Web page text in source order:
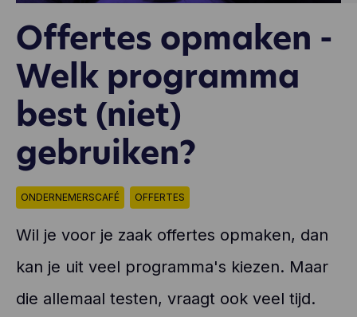
Offertes opmaken -
Welk programma
best (niet)
gebruiken?
ONDERNEMERSCAFÉ OFFERTES
Wil je voor je zaak offertes opmaken, dan
kan je uit veel programma's kiezen. Maar
die allemaal testen, vraagt ook veel tijd.